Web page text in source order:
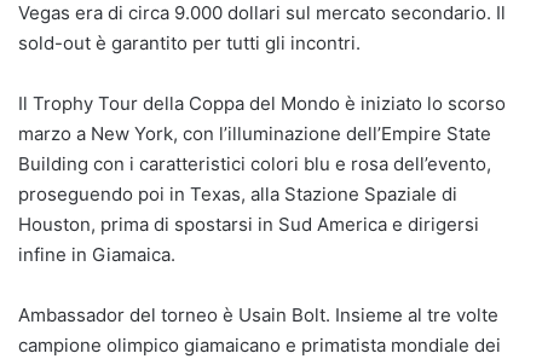
Vegas era di circa 9.000 dollari sul mercato secondario. Il
sold-out è garantito per tutti gli incontri.
Il Trophy Tour della Coppa del Mondo è iniziato lo scorso
marzo a New York, con l’illuminazione dell’Empire State
Building con i caratteristici colori blu e rosa dell’evento,
proseguendo poi in Texas, alla Stazione Spaziale di
Houston, prima di spostarsi in Sud America e dirigersi
infine in Giamaica.
Ambassador del torneo è Usain Bolt. Insieme al tre volte
campione olimpico giamaicano e primatista mondiale dei